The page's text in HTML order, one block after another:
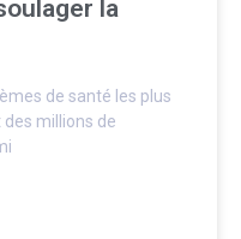
la
de santé les plus
millions de